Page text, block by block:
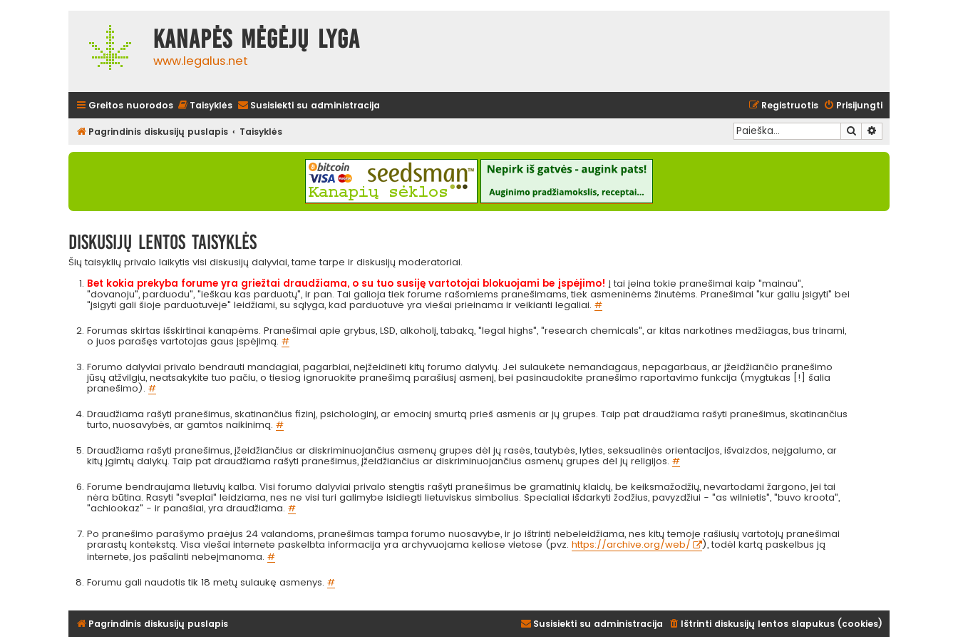
Kanapės mėgėjų lyga
www.legalus.net
Greitos nuorodos Taisyklės Susisiekti su administracija Prisijungti
Registruotis
Pagrindinis diskusijų puslapis Taisyklės Ieškoti
Diskusijų lentos taisyklės
Šių taisyklių privalo laikytis visi diskusijų dalyviai, tame tarpe ir diskusijų moderatoriai.
Bet kokia prekyba forume yra griežtai draudžiama, o su tuo susiję vartotojai blokuojami be įspėjimo! Į tai įeina tokie pranešimai kaip "mainau",
"dovanoju", parduodu", "ieškau kas parduotų", ir pan. Tai galioja tiek forume rašomiems pranešimams, tiek asmeninėms žinutėms. Pranešimai "kur galiu įsigyti" bei
"įsigyti gali šioje parduotuvėje" leidžiami, su sąlyga, kad parduotuvė yra viešai prieinama ir veikianti legaliai.#
Forumas skirtas išskirtinai kanapėms. Pranešimai apie grybus, LSD, alkoholį, tabaką, "legal highs", "research chemicals", ar kitas narkotines medžiagas, bus trinami,
o juos parašęs vartotojas gaus įspėjimą.#
Forumo dalyviai privalo bendrauti mandagiai, pagarbiai, neįžeidinėti kitų forumo dalyvių. Jei sulaukėte nemandagaus, nepagarbaus, ar įžeidžiančio pranešimo
jūsų atžvilgiu, neatsakykite tuo pačiu, o tiesiog ignoruokite pranešimą parašiusį asmenį, bei pasinaudokite pranešimo raportavimo funkcija (mygtukas [!] šalia
pranešimo).#
Draudžiama rašyti pranešimus, skatinančius fizinį, psichologinį, ar emocinį smurtą prieš asmenis ar jų grupes. Taip pat draudžiama rašyti pranešimus, skatinančius
turto, nuosavybės, ar gamtos naikinimą.#
Draudžiama rašyti pranešimus, įžeidžiančius ar diskriminuojančius asmenų grupes dėl jų rasės, tautybės, lyties, seksualinės orientacijos, išvaizdos, neįgalumo, ar
kitų įgimtų dalykų. Taip pat draudžiama rašyti pranešimus, įžeidžiančius ar diskriminuojančius asmenų grupes dėl jų religijos.#
Forume bendraujama lietuvių kalba. Visi forumo dalyviai privalo stengtis rašyti pranešimus be gramatinių klaidų, be keiksmažodžių, nevartodami žargono, jei tai
nėra būtina. Rasyti "sveplai" leidziama, nes ne visi turi galimybe isidiegti lietuviskus simbolius. Specialiai išdarkyti žodžius, pavyzdžiui - "as wilnietis", "buvo kroota",
"achiookaz" - ir panašiai, yra draudžiama.#
Po pranešimo parašymo praėjus 24 valandoms, pranešimas tampa forumo nuosavybe, ir jo ištrinti nebeleidžiama, nes kitų temoje rašiusių vartotojų pranešimai
prarastų kontekstą. Visa viešai internete paskelbta informacija yra archyvuojama keliose vietose (pvz.https://archive.org/web/
), todėl kartą paskelbus ją
internete, jos pašalinti nebeįmanoma.#
Forumu gali naudotis tik 18 metų sulaukę asmenys.#
Pagrindinis diskusijų puslapis Ištrinti diskusijų lentos slapukus (cookies)
Susisiekti su administracija